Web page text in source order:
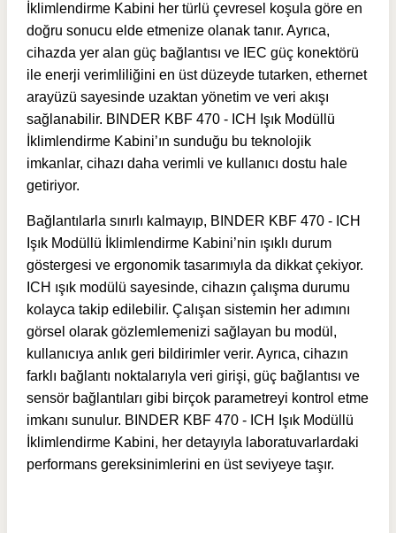
İklimlendirme Kabini her türlü çevresel koşula göre en
doğru sonucu elde etmenize olanak tanır. Ayrıca,
cihazda yer alan güç bağlantısı ve IEC güç konektörü
ile enerji verimliliğini en üst düzeyde tutarken, ethernet
arayüzü sayesinde uzaktan yönetim ve veri akışı
sağlanabilir. BINDER KBF 470 - ICH Işık Modüllü
İklimlendirme Kabini’ın sunduğu bu teknolojik
imkanlar, cihazı daha verimli ve kullanıcı dostu hale
getiriyor.
Bağlantılarla sınırlı kalmayıp, BINDER KBF 470 - ICH
Işık Modüllü İklimlendirme Kabini’nin ışıklı durum
göstergesi ve ergonomik tasarımıyla da dikkat çekiyor.
ICH ışık modülü sayesinde, cihazın çalışma durumu
kolayca takip edilebilir. Çalışan sistemin her adımını
görsel olarak gözlemlemenizi sağlayan bu modül,
kullanıcıya anlık geri bildirimler verir. Ayrıca, cihazın
farklı bağlantı noktalarıyla veri girişi, güç bağlantısı ve
sensör bağlantıları gibi birçok parametreyi kontrol etme
imkanı sunulur. BINDER KBF 470 - ICH Işık Modüllü
İklimlendirme Kabini, her detayıyla laboratuvarlardaki
performans gereksinimlerini en üst seviyeye taşır.